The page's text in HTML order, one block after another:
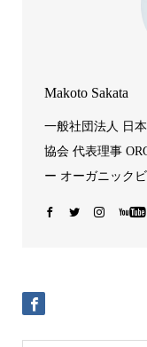
Makoto Sakata
一般社団法人 日
協会 代表理事
ー オーガニック